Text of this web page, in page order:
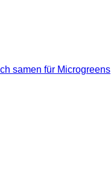
samen für Microgreens